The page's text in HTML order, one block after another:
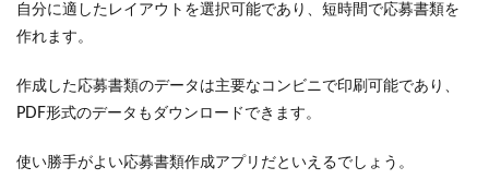
自分に適したレイアウトを選択可能であり、短時間で応募書類を
作れます。
作成した応募書類のデータは主要なコンビニで印刷可能であり、
PDF形式のデータもダウンロードできます。
使い勝手がよい応募書類作成アプリだといえるでしょう。